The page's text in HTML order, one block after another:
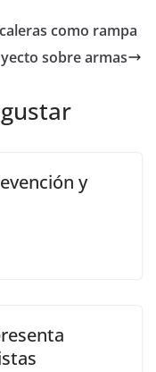
gr
a
p
ar
como rampa
sobre armas
y